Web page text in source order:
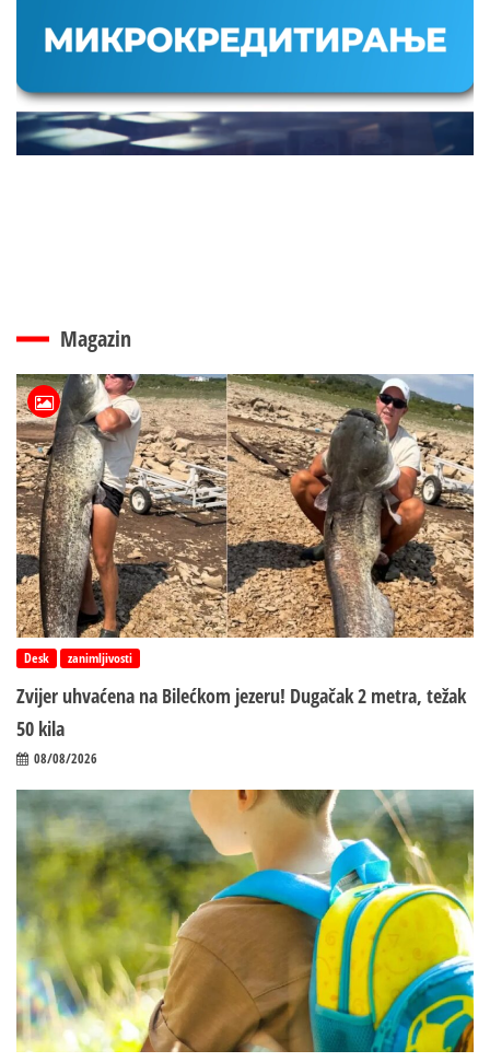
Magazin
Desk zanimljivosti
Zvijer uhvaćena na Bilećkom jezeru! Dugačak 2 metra, težak
50 kila
08/08/2026